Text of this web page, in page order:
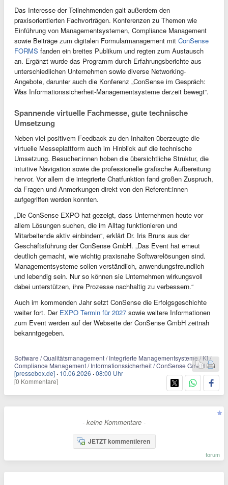
Das Interesse der Teilnehmenden galt außerdem den
praxisorientierten Fachvorträgen. Konferenzen zu Themen wie
Einführung von Managementsystemen, Compliance Management
sowie Beiträge zum digitalen Formularmanagement mit ConSense
FORMS fanden ein breites Publikum und regten zum Austausch
an. Ergänzt wurde das Programm durch Erfahrungsberichte aus
unterschiedlichen Unternehmen sowie diverse Networking-
Angebote, darunter auch die Konferenz „ConSense im Gespräch:
Was Informationssicherheit-Managementsysteme derzeit bewegt“.
Spannende virtuelle Fachmesse, gute technische
Umsetzung
Neben viel positivem Feedback zu den Inhalten überzeugte die
virtuelle Messeplattform auch im Hinblick auf die technische
Umsetzung. Besucher:innen hoben die übersichtliche Struktur, die
intuitive Navigation sowie die professionelle grafische Aufbereitung
hervor. Vor allem die integrierte Chatfunktion fand großen Zuspruch,
da Fragen und Anmerkungen direkt von den Referent:innen
aufgegriffen werden konnten.
„Die ConSense EXPO hat gezeigt, dass Unternehmen heute vor
allem Lösungen suchen, die im Alltag funktionieren und
Mitarbeitende aktiv einbinden“, erklärt Dr. Iris Bruns aus der
Geschäftsführung der ConSense GmbH. „Das Event hat erneut
deutlich gemacht, wie wichtig praxisnahe Softwarelösungen sind.
Managementsysteme sollen verständlich, anwendungsfreundlich
und lebendig sein. Nur so können sie Unternehmen wirkungsvoll
dabei unterstützen, ihre Prozesse nachhaltig zu verbessern.“
Auch im kommenden Jahr setzt ConSense die Erfolgsgeschichte
weiter fort. Der EXPO Termin für 2027 sowie weitere Informationen
zum Event werden auf der Webseite der ConSense GmbH zeitnah
bekanntgegeben.
Software / Qualitätsmanagement / Integrierte Managementsysteme / KI /
Compliance Management / Informationssicherheit / ConSense GmbH
[pressebox.de] · 10.06.2026 ·08:00 Uhr
[0 Kommentare]
- keine Kommentare -
JETZT kommentieren
forum